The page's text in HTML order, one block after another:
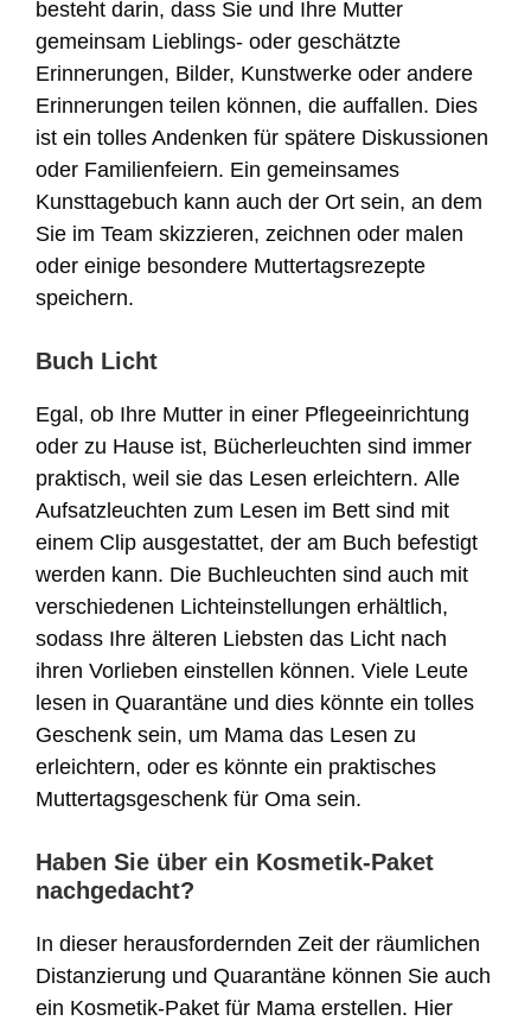
besteht darin, dass Sie und Ihre Mutter
gemeinsam Lieblings- oder geschätzte
Erinnerungen, Bilder, Kunstwerke oder andere
Erinnerungen teilen können, die auffallen. Dies
ist ein tolles Andenken für spätere Diskussionen
oder Familienfeiern. Ein gemeinsames
Kunsttagebuch kann auch der Ort sein, an dem
Sie im Team skizzieren, zeichnen oder malen
oder einige besondere Muttertagsrezepte
speichern.
Buch Licht
Egal, ob Ihre Mutter in einer Pflegeeinrichtung
oder zu Hause ist, Bücherleuchten sind immer
praktisch, weil sie das Lesen erleichtern. Alle
Aufsatzleuchten zum Lesen im Bett sind mit
einem Clip ausgestattet, der am Buch befestigt
werden kann. Die Buchleuchten sind auch mit
verschiedenen Lichteinstellungen erhältlich,
sodass Ihre älteren Liebsten das Licht nach
ihren Vorlieben einstellen können. Viele Leute
lesen in Quarantäne und dies könnte ein tolles
Geschenk sein, um Mama das Lesen zu
erleichtern, oder es könnte ein praktisches
Muttertagsgeschenk für Oma sein.
Haben Sie über ein Kosmetik-Paket
nachgedacht?
In dieser herausfordernden Zeit der räumlichen
Distanzierung und Quarantäne können Sie auch
ein Kosmetik-Paket für Mama erstellen. Hier